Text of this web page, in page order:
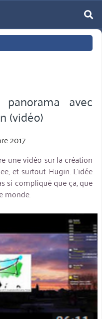
avec
(vidéo)
2017
une vidéo sur la création
et surtout Hugin. L’idée
si compliqué que ça, que
monde.